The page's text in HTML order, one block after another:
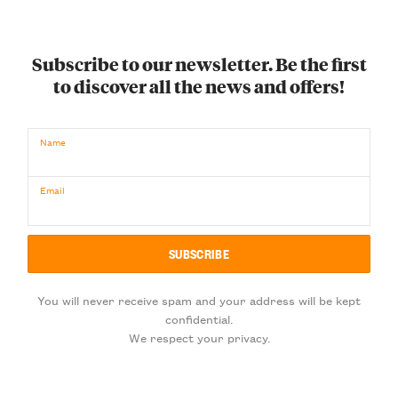
Subscribe to our newsletter. Be the first
to discover all the news and offers!
Name
Email
You will never receive spam and your address will be kept
confidential.
We respect your privacy.